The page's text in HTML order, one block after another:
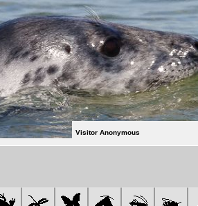
Visitor Anonymous